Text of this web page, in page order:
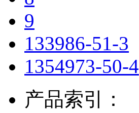
9
133986-51-3
1354973-50-4
产品索引：